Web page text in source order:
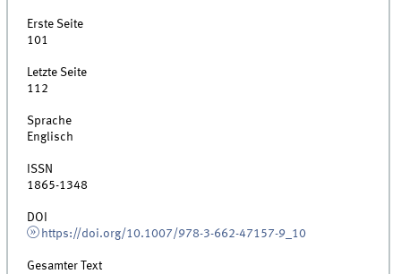
Erste Seite
101
Letzte Seite
112
Sprache
Englisch
ISSN
1865-1348
DOI
https://doi.org/10.1007/978-3-662-47157-9_10
Gesamter Text